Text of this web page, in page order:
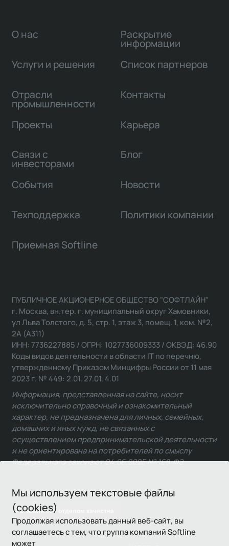
Мы используем текстовые файлы
(cookies)
Продолжая использовать данный веб-сайт, вы
соглашаетесь с тем, что группа компаний Softline
может
О нас
Услуги и решения
Отрасли
промышленности
Проекты
Связи с
инвесторами
Раскрытие
информации
Список партнеров
Контакты
Карьера
Блог
События Новости
Техподдержка Политики компании
Приемная Softline
Связаться с отделом качества
ПУБЛИЧНОЕ АКЦИОНЕРНОЕ ОБЩЕСТВО "СОФТЛАЙН"
г. Москва, вн.тер. г. муниципальный округ Хамовники,
ул Льва Толстого, д. 5, стр. 1, этаж 3, помещ. 1, ком. №2,
2А (А311)
ИНН: 7736227885 / ОГРН: 1027736009333 / ОКВЭД: 46.90
Коды видов деятельности в области IT по перечню,
утвержденному Приказом Минцифры России от 11 мая
2023 г. № 449: 2.01, 27.01, 4.01
Информация, представленная на сайте, носит
исключительно справочный и ознакомительный
характер, не предназначена для личных, семейных,
домашних и иных нужд, не связанных с
осуществлением предпринимательской деятельности
и не ориентирована на потребителей по смыслу
Федерального закона от 24.06.2025 № 168-ФЗ.